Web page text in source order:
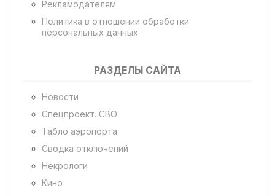
Рекламодателям
Политика в отношении обработки
персональных данных
РАЗДЕЛЫ САЙТА
Новости
Спецпроект. СВО
Табло аэропорта
Сводка отключений
Некрологи
Кино